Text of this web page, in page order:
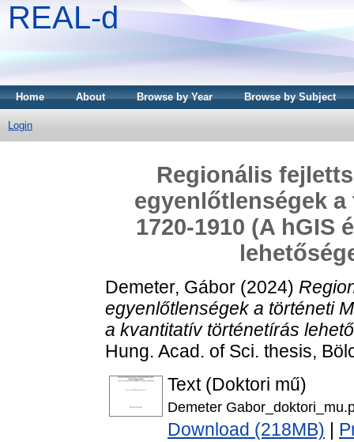
REAL-d
Home About Browse by Year Browse by Subject
Login
Regionális
egyenlőtlenségek
1720-1910 (A
Demeter, Gábor (2024)
egyenlőtlenségek a történeti
a kvantitatív történetírás
Hung. Acad. of Sci. thesis,
Text (Doktori mű)
Demeter
Download (218MB)